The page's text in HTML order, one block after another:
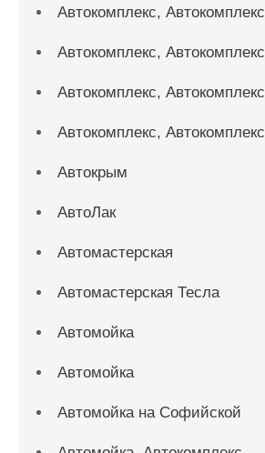
Автокомплекс, Автокомплекс
Автокомплекс, Автокомплекс
Автокомплекс, Автокомплекс
Автокомплекс, Автокомплекс
Автокрым
АвтоЛак
Автомастерская
Автомастерская Тесла
Автомойка
Автомойка
Автомойка на Софийской